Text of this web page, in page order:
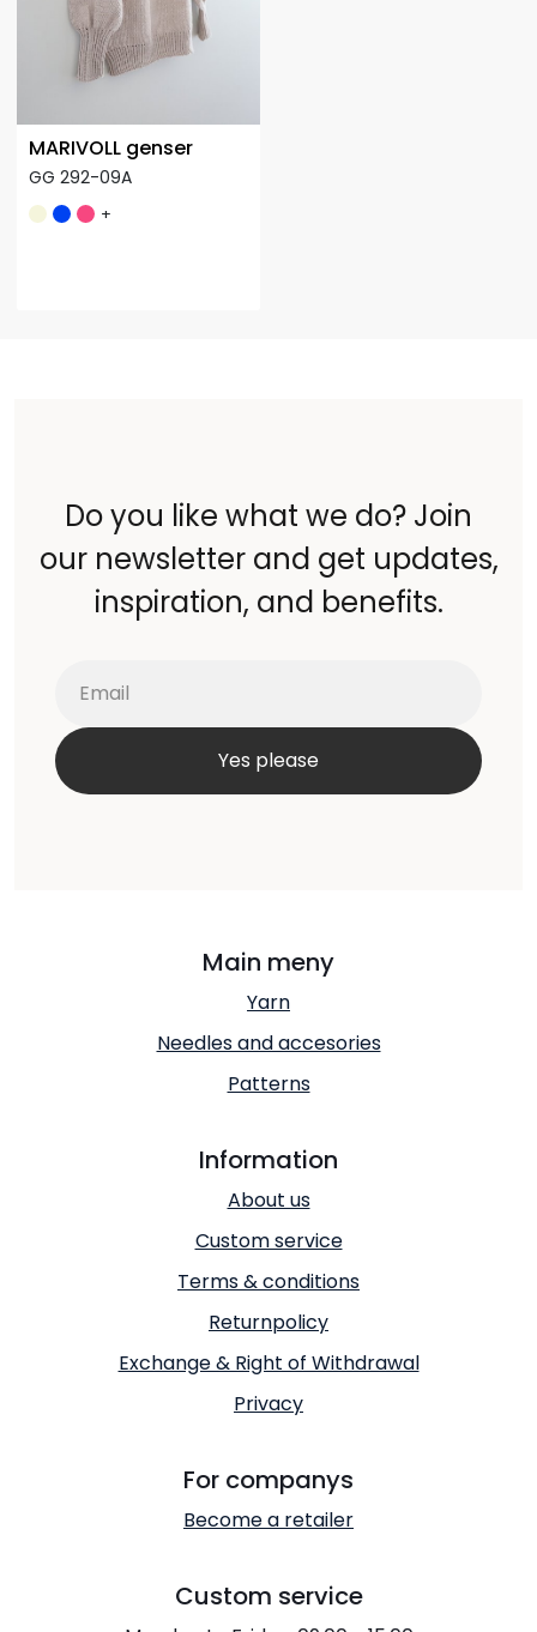
MARIVOLL genser
GG 292-09A
+
Do you like what we do? Join
our newsletter and get updates,
inspiration, and benefits.
Main meny
Yarn
Needles and accesories
Patterns
Information
About us
Custom service
Terms & conditions
Returnpolicy
Exchange & Right of Withdrawal
Privacy
For companys
Become a retailer
Custom service